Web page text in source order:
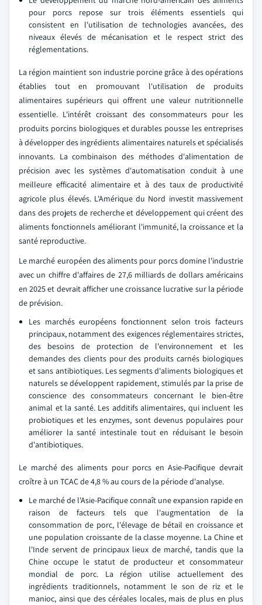
pour porcs repose sur trois éléments essentiels qui
consistent en l'utilisation de technologies avancées, des
niveaux élevés de mécanisation et le respect strict des
réglementations.
La région maintient son industrie porcine grâce à des opérations
établies tout en promouvant l'utilisation de produits
alimentaires supérieurs qui offrent une valeur nutritionnelle
essentielle. L'intérêt croissant des consommateurs pour les
produits porcins biologiques et durables pousse les entreprises
à développer des ingrédients alimentaires naturels et spécialisés
innovants. La combinaison des méthodes d'alimentation de
précision avec les systèmes d'automatisation conduit à une
meilleure efficacité alimentaire et à des taux de productivité
agricole plus élevés. L'Amérique du Nord investit massivement
dans des projets de recherche et développement qui créent des
aliments fonctionnels améliorant l'immunité, la croissance et la
santé reproductive.
Le marché européen des aliments pour porcs domine l'industrie
avec un chiffre d'affaires de 27,6 milliards de dollars américains
en 2025 et devrait afficher une croissance lucrative sur la période
de prévision.
Les marchés européens fonctionnent selon trois facteurs
principaux, notamment des exigences réglementaires strictes,
des besoins de protection de l'environnement et les
demandes des clients pour des produits carnés biologiques
et sans antibiotiques. Les segments d'aliments biologiques et
naturels se développent rapidement, stimulés par la prise de
conscience des consommateurs concernant le bien-être
animal et la santé. Les additifs alimentaires, qui incluent les
probiotiques et les enzymes, sont devenus populaires pour
améliorer la santé intestinale tout en réduisant le besoin
d'antibiotiques.
Le marché des aliments pour porcs en Asie-Pacifique devrait
croître à un TCAC de 4,8 % au cours de la période d'analyse.
Le marché de l'Asie-Pacifique connaît une expansion rapide en
raison de facteurs tels que l'augmentation de la
consommation de porc, l'élevage de bétail en croissance et
une population croissante de la classe moyenne. La Chine et
l'Inde servent de principaux lieux de marché, tandis que la
Chine occupe le statut de producteur et consommateur
mondial de porc. La région utilise actuellement des
ingrédients traditionnels, notamment le son de riz et le
manioc, ainsi que des céréales locales, mais de plus en plus